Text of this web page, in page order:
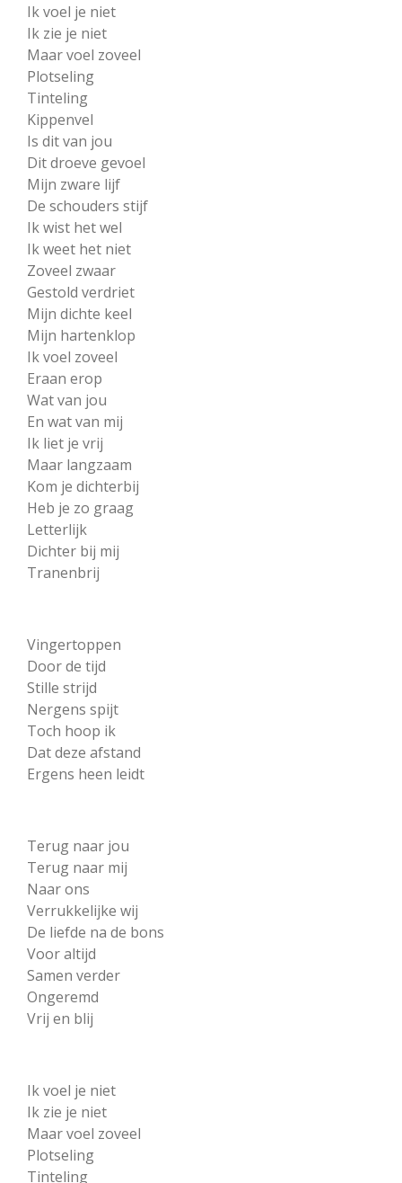
Ik voel je niet
Ik zie je niet
Maar voel zoveel
Plotseling
Tinteling
Kippenvel
Is dit van jou
Dit droeve gevoel
Mijn zware lijf
De schouders stijf
Ik wist het wel
Ik weet het niet
Zoveel zwaar
Gestold verdriet
Mijn dichte keel
Mijn hartenklop
Ik voel zoveel
Eraan erop
Wat van jou
En wat van mij
Ik liet je vrij
Maar langzaam
Kom je dichterbij
Heb je zo graag
Letterlijk
Dichter bij mij
Tranenbrij
Vingertoppen
Door de tijd
Stille strijd
Nergens spijt
Toch hoop ik
Dat deze afstand
Ergens heen leidt
Terug naar jou
Terug naar mij
Naar ons
Verrukkelijke wij
De liefde na de bons
Voor altijd
Samen verder
Ongeremd
Vrij en blij
Ik voel je niet
Ik zie je niet
Maar voel zoveel
Plotseling
Tinteling